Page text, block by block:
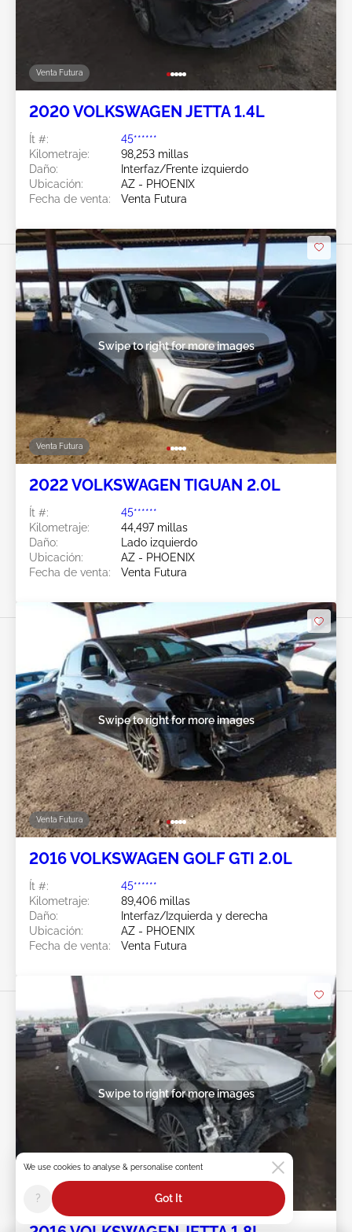
Venta Futura
2020 VOLKSWAGEN JETTA 1.4L
Ít #:
45******
Kilometraje:
98,253 millas
Daño:
Interfaz/Frente izquierdo
Ubicación:
AZ - PHOENIX
Fecha de venta:
Venta Futura
Venta Futura
Swipe to right for more images
2022 VOLKSWAGEN TIGUAN 2.0L
Ít #:
45******
Kilometraje:
44,497 millas
Daño:
Lado izquierdo
Ubicación:
AZ - PHOENIX
Fecha de venta:
Venta Futura
Venta Futura
Swipe to right for more images
2016 VOLKSWAGEN GOLF GTI 2.0L
Ít #:
45******
Kilometraje:
89,406 millas
Daño:
Interfaz/Izquierda y derecha
Ubicación:
AZ - PHOENIX
Fecha de venta:
Venta Futura
Venta Futura
Swipe to right for more images
We use cookies to analyse & personalise content
? Got It